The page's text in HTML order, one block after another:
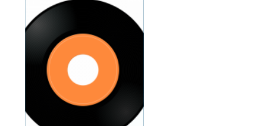
ögonsjukdomar. En
synundersökning ka...